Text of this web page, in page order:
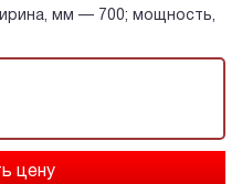
мм — 700; мощность,